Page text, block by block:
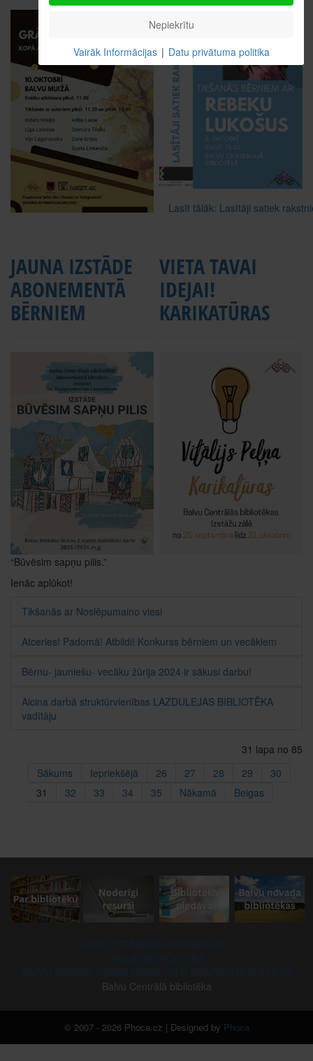
Lasīt tālāk: Lasītāji satiek
JAUNA IZSTĀDE
ABONEMENTĀ
BĒRNIEM
“Būvēsim sapņu pilis.”
Ienāc aplūkot!
VIETA TAVAI
IDEJAI!
KARIKATŪRAS
Tikšanās ar Noslēpumaino viesi
Atceries! Padomā! Atbildi! Konkurss bērniem un vecākiem
Bērnu- jauniešu- vecāku žūrija 2024 ir sākusi darbu!
Aicina darbā struktūrvienības LAZDULEJAS BIBLIOTĒKA
vadītāju
31 lapa no 85
Sākums
Iepriekšējā 26 27 28 29
30
31
32 33 34 35 Nākamā Beigas
Balvu Centrālā bibliotēka
© 2007 - 2026 Phoca.cz | Designed by Phoca
Nepiekrītu
Vairāk Informācijas | Datu privātuma politika